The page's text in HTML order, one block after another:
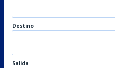
Destino
Salida